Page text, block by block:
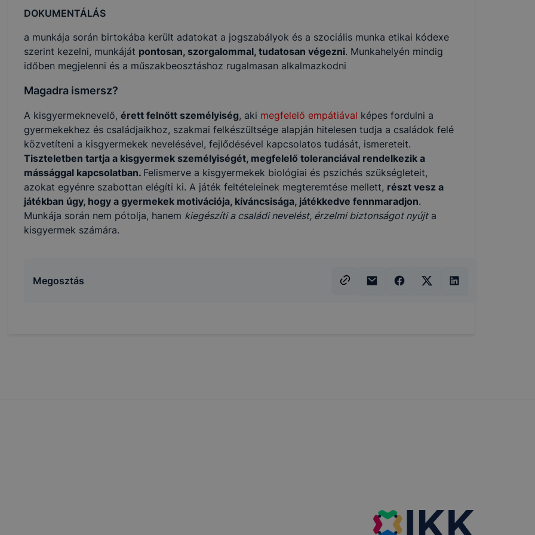
DOKUMENTÁLÁS
a munkája során birtokába került adatokat a jogszabályok és a szociális munka etikai kódexe
szerint kezelni, munkáját pontosan, szorgalommal, tudatosan végezni. Munkahelyén mindig
időben megjelenni és a műszakbeosztáshoz rugalmasan alkalmazkodni
Magadra ismersz?
A kisgyermeknevelő, érett felnőtt személyiség, aki megfelelő empátiával képes fordulni a
gyermekekhez és családjaikhoz, szakmai felkészültsége alapján hitelesen tudja a családok felé
közvetíteni a kisgyermekek nevelésével, fejlődésével kapcsolatos tudását, ismereteit.
Tiszteletben tartja a kisgyermek személyiségét, megfelelő toleranciával rendelkezik a
mássággal kapcsolatban. Felismerve a kisgyermekek biológiai és pszichés szükségleteit,
azokat egyénre szabottan elégíti ki. A játék feltételeinek megteremtése mellett, részt vesz a
játékban úgy, hogy a gyermekek motivációja, kíváncsisága, játékkedve fennmaradjon.
Munkája során nem pótolja, hanem kiegészíti a családi nevelést, érzelmi biztonságot nyújta
kisgyermek számára.
Megosztás